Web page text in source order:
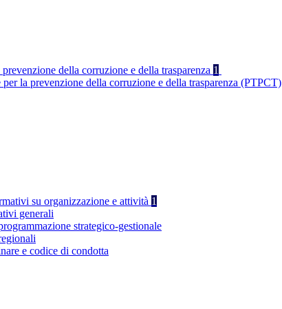
della corruzione e della trasparenza 1
per la prevenzione della corruzione e della trasparenza (PTPCT)
su organizzazione e attività 1
generali
strategico-gestionale
e codice di condotta